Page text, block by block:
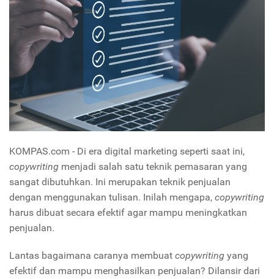
KOMPAS.com - Di era digital marketing seperti saat ini,
copywriting menjadi salah satu teknik pemasaran yang
sangat dibutuhkan. Ini merupakan teknik penjualan
dengan menggunakan tulisan. Inilah mengapa, copywriting
harus dibuat secara efektif agar mampu meningkatkan
penjualan.
Lantas bagaimana caranya membuat copywriting yang
efektif dan mampu menghasilkan penjualan? Dilansir dari